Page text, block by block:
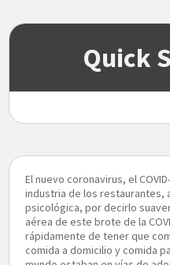
Quick
El nuevo coronavirus, el
industria de los restaurantes,
psicológica, por decirlo
aérea de este brote de la
rápidamente de tener que
comida a domicilio y comida